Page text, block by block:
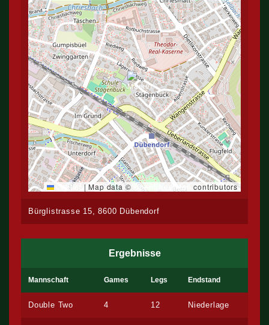
Leaflet |Map data © OpenStreetMap contributors
Bürglistrasse 15, 8600 Dübendorf
Ergebnisse
Mannschaft Games Legs Endstand
Double Two 4 12 Niederlage